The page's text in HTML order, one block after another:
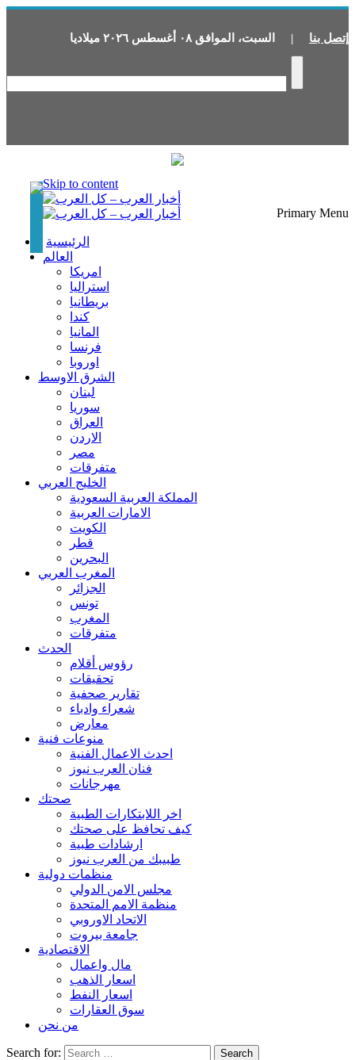
إتصل بنا | السبت، الموافق ٠٨ أغسطس ٢٠٢٦ ميلاديا
Skip to content
Primary Menu
الرئيسية
العالم
امريكا
استراليا
بريطانيا
كندا
المانيا
فرنسا
اوروبا
الشرق الاوسط
لبنان
سوريا
العراق
الاردن
مصر
متفرقات
الخليج العربي
المملكة العربية السعودية
الامارات العربية
الكويت
قطر
البحرين
المغرب العربي
الجزائر
تونس
المغرب
متفرقات
الحدث
رؤوس أقلام
تحقيقات
تقارير صحفية
شعراء وادباء
معارض
منوعات فنية
احدث الاعمال الفنية
فنان العرب نيوز
مهرجانات
صحتك
اخر اللابتكارات الطبية
كيف تحافظ على صحتك
ارشادات طبية
طبيبك من العرب نيوز
منظمات دولية
مجلس الامن الدولي
منظمة الامم المتحدة
الاتحاد الاوروبي
جامعة بيروت
الاقتصادية
مال واعمال
اسعار الذهب
اسعار النفط
سوق العقارات
من نحن
Search for: